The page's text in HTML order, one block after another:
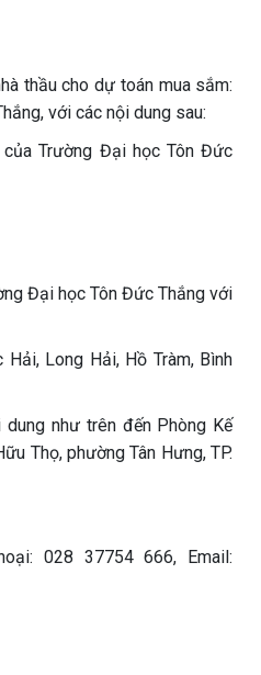
thầu cho dự toán mua sắm:
với các nội dung sau:
Trường Đại học Tôn Đức
Đại học Tôn Đức Thắng với
Long Hải, Hồ Tràm, Bình
như trên đến Phòng Kế
Thọ, phường Tân Hưng, TP.
028 37754 666, Email: